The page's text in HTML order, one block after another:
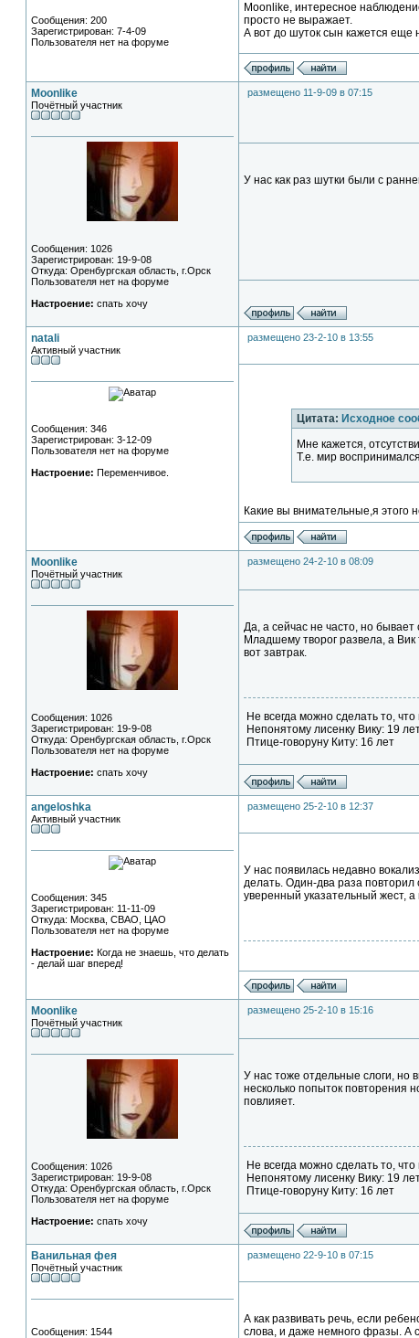
Сообщения: 200
Зарегистрирован: 7-4-09
Пользователя нет на форуме
Moonlike, интересное
просто не выражает.
А вот до шуток сын кажется еще
Moonlike
Почётный участник
Сообщения: 1026
Зарегистрирован: 19-9-08
Откуда: Оренбургская область, г.Орск
Пользователя нет на форуме
Настроение: спать хочу
размещено 11-9-09 в 07:15
У нас как раз шутки были с
natali
Активный участник
Сообщения: 346
Зарегистрирован: 3-12-09
Пользователя нет на форуме
Настроение: Переменчивое.
размещено 23-2-10 в 13:55
Цитата: Исходное
Мне кажется,
Т.е. мир
Какие вы внимательные,я этого
Moonlike
Почётный участник
Сообщения: 1026
Зарегистрирован: 19-9-08
Откуда: Оренбургская область, г.Орск
Пользователя нет на форуме
Настроение: спать хочу
размещено 24-2-10 в 08:09
Да, а сейчас не часто, но
Младшему творог развела, а Вик
вот завтрак.
Не всегда можно сделать то,
Непонятому лисенку Вику: 19
Птице-говоруну Киту: 16 лет
angeloshka
Активный участник
Сообщения: 345
Зарегистрирован: 11-11-09
Откуда: Москва, СВАО, ЦАО
Пользователя нет на форуме
Настроение: Когда не знаешь, что делать
- делай шаг вперед!
размещено 25-2-10 в 12:37
У нас появилась недавно
делать. Один-два раза
уверенный указательный жест, а
Moonlike
Почётный участник
Сообщения: 1026
Зарегистрирован: 19-9-08
Откуда: Оренбургская область, г.Орск
Пользователя нет на форуме
Настроение: спать хочу
размещено 25-2-10 в 15:16
У нас тоже отдельные слоги, но
несколько попыток повторения
повлияет.
Не всегда можно сделать то,
Непонятому лисенку Вику: 19
Птице-говоруну Киту: 16 лет
Ванильная фея
Почётный участник
Сообщения: 1544
размещено 22-9-10 в 07:15
А как развивать речь, если
слова, и даже немного фразы. А